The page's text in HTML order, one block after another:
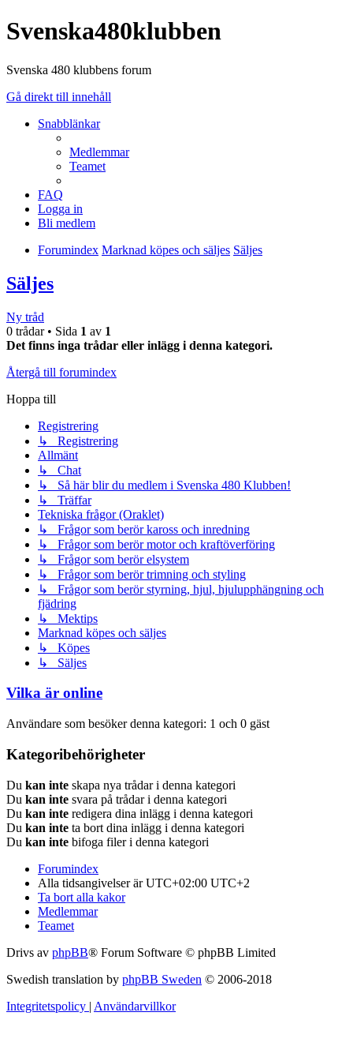
Svenska480klubben
Svenska 480 klubbens forum
Gå direkt till innehåll
Snabblänkar
Medlemmar
Teamet
FAQ
Logga in
Bli medlem
Forumindex Marknad köpes och säljes Säljes
Säljes
Ny tråd
0 trådar • Sida 1 av 1
Det finns inga trådar eller inlägg i denna kategori.
Återgå till forumindex
Hoppa till
Registrering
↳ Registrering
Allmänt
↳ Chat
↳ Så här blir du medlem i Svenska 480 Klubben!
↳ Träffar
Tekniska frågor (Oraklet)
↳ Frågor som berör kaross och inredning
↳ Frågor som berör motor och kraftöverföring
↳ Frågor som berör elsystem
↳ Frågor som berör trimning och styling
↳ Frågor som berör styrning, hjul, hjulupphängning och
fjädring
↳ Mektips
Marknad köpes och säljes
↳ Köpes
↳ Säljes
Vilka är online
Användare som besöker denna kategori: 1 och 0 gäst
Kategoribehörigheter
Du kan inte skapa nya trådar i denna kategori
Du kan inte svara på trådar i denna kategori
Du kan inte redigera dina inlägg i denna kategori
Du kan inte ta bort dina inlägg i denna kategori
Du kan inte bifoga filer i denna kategori
Forumindex
Alla tidsangivelser är UTC+02:00 UTC+2
Ta bort alla kakor
Medlemmar
Teamet
Drivs av phpBB® Forum Software © phpBB Limited
Swedish translation by phpBB Sweden © 2006-2018
Integritetspolicy | Användarvillkor